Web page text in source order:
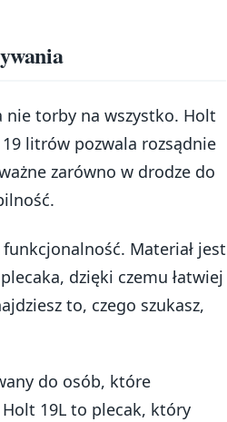
nie torby na wszystko. Holt
litrów pozwala rozsądnie
zarówno w drodze do
Materiał jest
dzięki czemu łatwiej
to, czego szukasz,
do osób, które
19L to plecak, który